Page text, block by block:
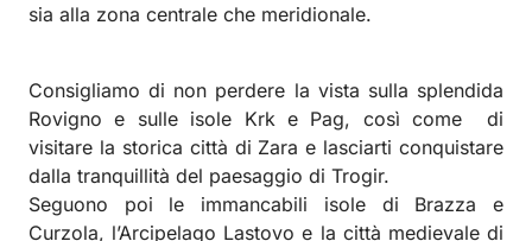
sia alla zona centrale che meridionale.
Consigliamo di non perdere la vista sulla splendida
Rovigno e sulle isole Krk e Pag, così come di
visitare la storica città di Zara e lasciarti conquistare
dalla tranquillità del paesaggio di Trogir.
Seguono poi le immancabili isole di Brazza e
Curzola, l’Arcipelago Lastovo e la città medievale di